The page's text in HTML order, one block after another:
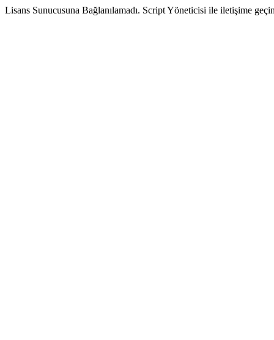
Lisans Sunucusuna Bağlanılamadı. Script Yöneticisi ile iletişime